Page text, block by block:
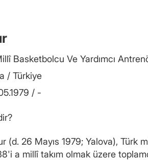
Basketbolcu Ve Yardımcı
/ Türkiye
/ -
(d. 26 Mayıs 1979; Yalova), Türk
a millî takım olmak üzere